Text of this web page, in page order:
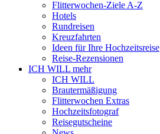
Flitterwochen-Ziele A-Z
Hotels
Rundreisen
Kreuzfahrten
Ideen für Ihre Hochzeitsreise
Reise-Rezensionen
ICH WILL mehr
ICH WILL
Brautermäßigung
Flitterwochen Extras
Hochzeitsfotograf
Reisegutscheine